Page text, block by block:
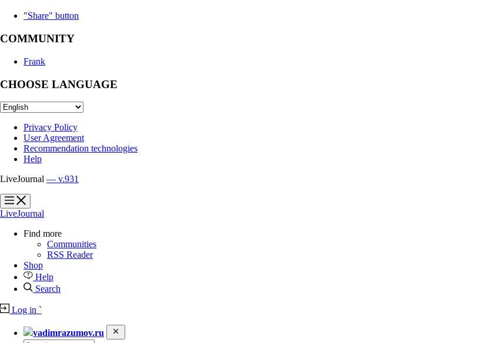
"Share" button
COMMUNITY
Frank
CHOOSE LANGUAGE
Privacy Policy
User Agreement
Recommendation technologies
Help
LiveJournal — v.931
?
?
LiveJournal
Find more
Communities
RSS Reader
Shop
Help
Search
Log in `
vadimrazumov.ru